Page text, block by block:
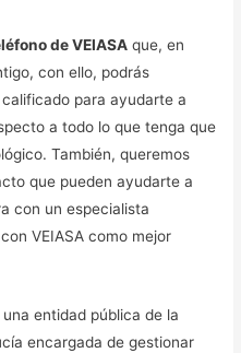
de VEIASA que, en
con ello, podrás
para ayudarte a
a todo lo que tenga que
También, queremos
que pueden ayudarte a
con un especialista
VEIASA como mejor
entidad pública de la
encargada de gestionar